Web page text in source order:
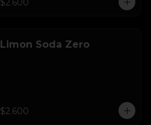
$2.600
Limon Soda Zero
$2.600